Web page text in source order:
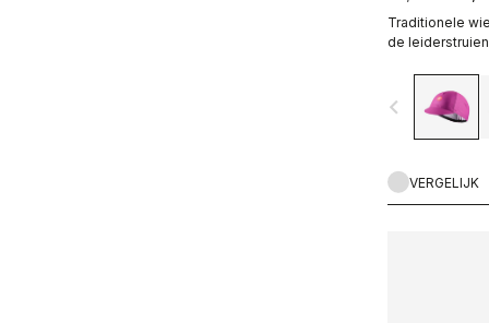
Traditionele
de leiderstruien
navigate_before
VERGELIJK